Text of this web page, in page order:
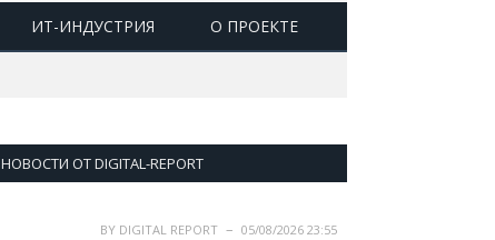
ИТ-ИНДУСТРИЯ О ПРОЕКТЕ
НОВОСТИ ОТ DIGITAL-REPORT
BY DIGITAL REPORT
05/08/2026 23:55